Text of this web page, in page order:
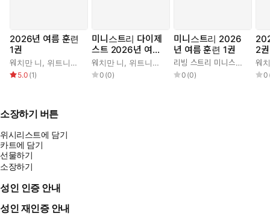
은 설득력을 배가시켰다. 이런 강력한 변증 가운데 토설하는 "그분(예수
님)이 실제로 부활하셨기에 결국 역사의 쓰레기통에 버려질 것은 마르크
스와 프로이트와 니체의 세속 이론이다."라는 말에는 더부룩한 속을 일갈
하는 강력한 전율을 느낄 수 있었다. 결국 예수님의 부활하셨음을 전적으
책 제목 정말 잘 지었다. 부활을 입으신 예수님은 어떠한 종교적 스승도
죽음으로 말미암아 다 떠나버린 이 시대에 예수님만이 우리와 함께 하신
다. 죽음은 예수님의 시종이 되어 예수님을 섬긴다. 그것이 부활을 입은
자의 능력이다. 그렇게 부활을 입게 되었을 때 우리는 두려움의 시대를 살
아가지만 온전한 희망과 소망으로 살아갈 수 있게 되는 것이다. 오늘도 예
수님의 부활을 덧입기를 원하는 이들에게 일독을 권한다.
2026년 여름 훈련
1권
워치만 니 위트니스 리
5.0 (1)
미니스트리 다이제
스트 2026년 여름
훈련 1권
워치만 니 위트니스 리
0 (0)
미니스트리 2026
년 여름 훈련 1권
리빙 스트리 미니스트리 편집부
0 (0)
2권
워
0
소장하기 버튼
위시리스트에 담기
카트에 담기
선물하기
소장하기
성인 인증 안내
성인 재인증 안내